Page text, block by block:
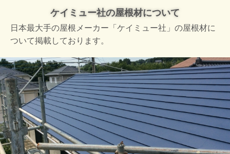
ケイミュー社の屋根材について
日本最大手の屋根メーカー「ケイミュー社」の屋根材に
ついて掲載しております。